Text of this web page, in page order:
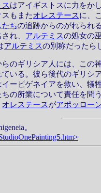
はアイギストスに力をか
もまたオレステースに、
ちの追跡からのがれられ
れ、 アルテミスの処女の
アルテミスの別称だったら
のギリシア人には、この
いる。彼ら後代のギリシ
イーピゲネイアを救い、犠
の所業について責任を問
オレステースがアポッロー
。